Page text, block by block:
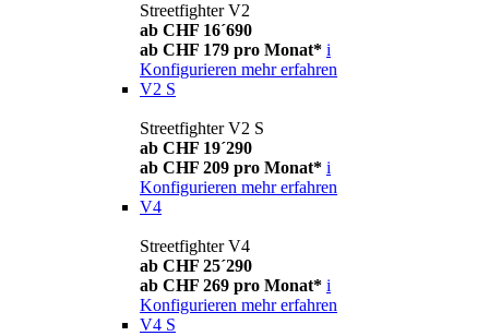
Streetfighter V2
ab CHF 16´690
ab CHF 179 pro Monat* i
Konfigurieren mehr erfahren
V2 S
Streetfighter V2 S
ab CHF 19´290
ab CHF 209 pro Monat* i
Konfigurieren mehr erfahren
V4
Streetfighter V4
ab CHF 25´290
ab CHF 269 pro Monat* i
Konfigurieren mehr erfahren
V4 S